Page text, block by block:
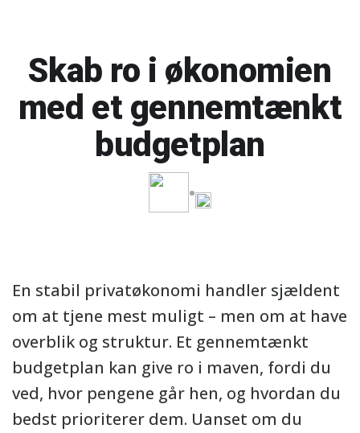
Skab ro i økonomien
med et gennemtænkt
budgetplan
En stabil privatøkonomi handler sjældent
om at tjene mest muligt – men om at have
overblik og struktur. Et gennemtænkt
budgetplan kan give ro i maven, fordi du
ved, hvor pengene går hen, og hvordan du
bedst prioriterer dem. Uanset om du